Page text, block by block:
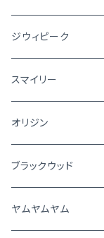
ジウィピーク
犬
猫
スマイリー
オリジン
犬
猫
ブラックウッド
ヤムヤムヤム